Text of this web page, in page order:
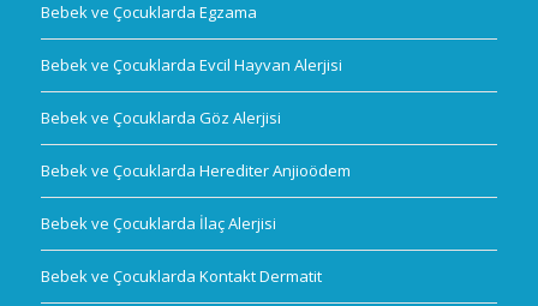
Bebek ve Çocuklarda Egzama
Bebek ve Çocuklarda Evcil Hayvan Alerjisi
Bebek ve Çocuklarda Göz Alerjisi
Bebek ve Çocuklarda Herediter Anjioödem
Bebek ve Çocuklarda İlaç Alerjisi
Bebek ve Çocuklarda Kontakt Dermatit